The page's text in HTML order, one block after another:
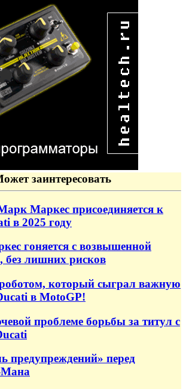
заинтересовать
Маркес присоединяется к
в 2025 году
гоняется с возвышенной
без лишних рисков
роботом, который сыграл важную
в MotoGP!
проблеме борьбы за титул с
предупреждений» перед
Мана